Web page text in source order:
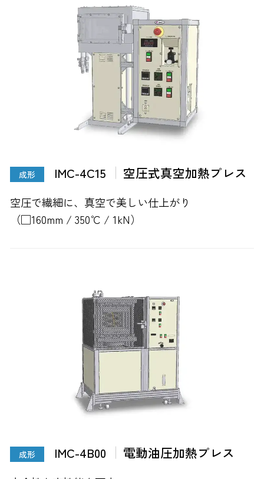
成形 IMC-4C15 空圧式真空加熱プレス
空圧で繊細に、真空で美しい仕上がり
（□160mm / 350℃ / 1kN）
成形 IMC-4B00 電動油圧加熱プレス